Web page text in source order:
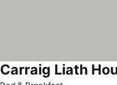
Carraig Liath